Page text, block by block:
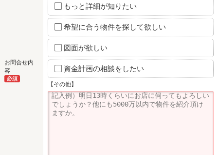
お問合せ内
容
必須
もっと詳細が知りたい
希望に合う物件を探して欲しい
図面が欲しい
資金計画の相談をしたい
【その他】